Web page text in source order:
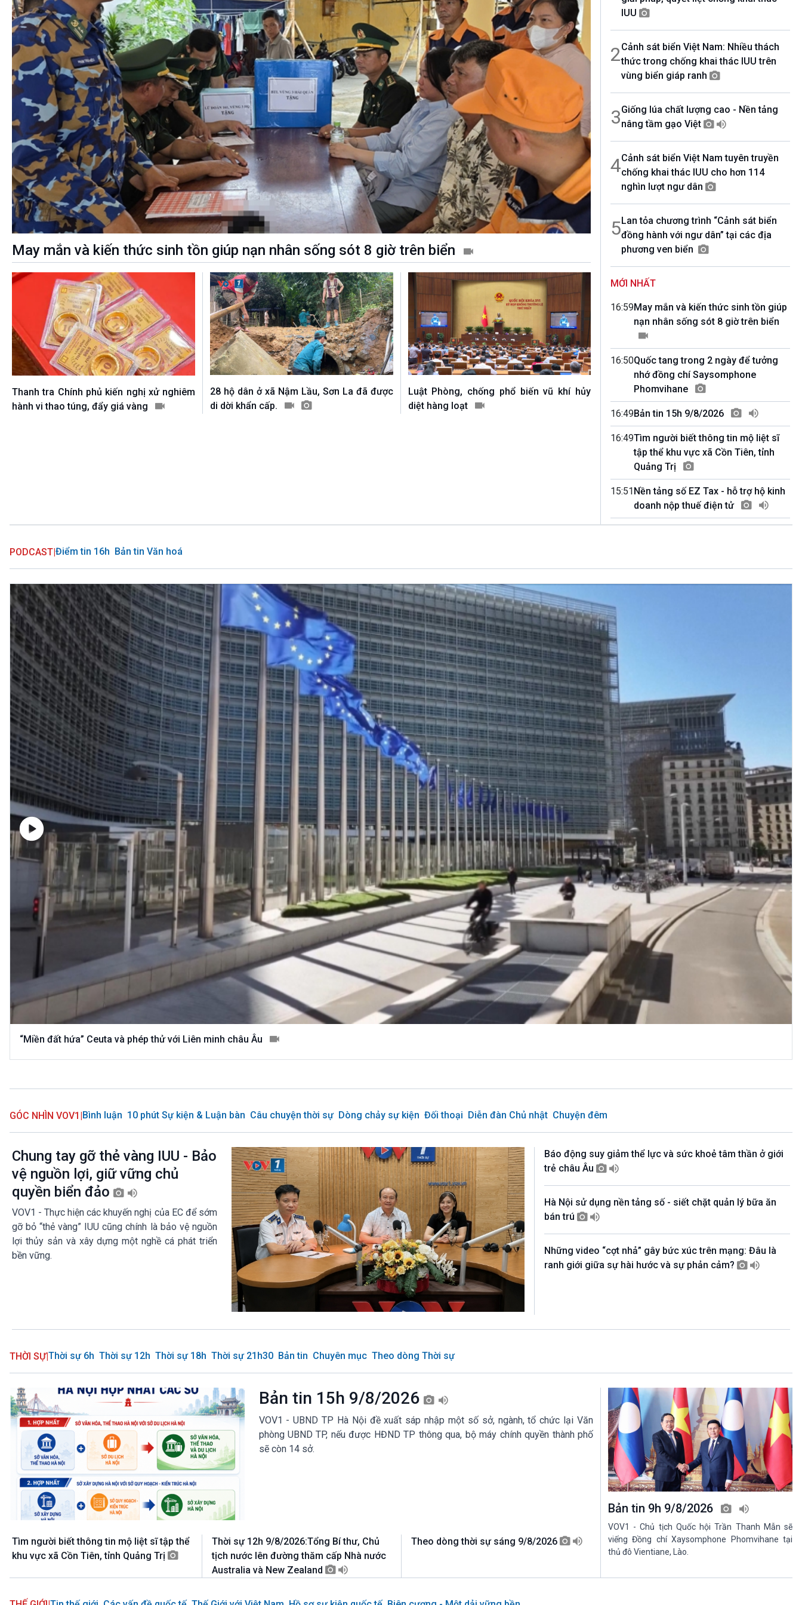
May mắn và kiến thức sinh tồn giúp nạn nhân sống sót 8 giờ trên biển
Thanh tra Chính phủ kiến nghị xử nghiêm
hành vi thao túng, đẩy giá vàng
28 hộ dân ở xã Nậm Lầu, Sơn La đã được
di dời khẩn cấp.
Luật Phòng, chống phổ biến vũ khí hủy
diệt hàng loạt
Theo dòng thời sự
08h30-09h00
Thể thao 7 ngày (v2)
09h00-09h15
Diễn đàn chủ nhật
10h00-10h30
sống ( Tuần cuối tháng - Thanh âm ký sự)
360 độ sức khỏe
10h55-11h00
Quảng cáo
11h00-11h05
11h05-11h50
Khởi nghiệp
11h50-11h59
Quảng cáo
Báo giờ
12h00-12h57
Thời sự trưa (trực tiếp)
12h57-13h00
13h00-13h15
Kết nối công nghệ (phát lại Thứ Bẩy)
13h15-13h45
Chân dung cuộc sống (phát lại Thứ Sáu)
13h45-14h00
Người Việt ở nước ngoài với quê hương
(phát lại Thứ Bẩy)
14h00-14h05
Bản tin thời sự (VH-XH quốc tế)
14h05-14h50
Diễn đàn Chủ nhật (phát lại)
14h50-15h00
Câu chuyện quốc tế
Quảng cáo
Chương trình đệm-Quảng bá
17h59-18h00
Nhạc top-Báo giờ
18h00-18h57
Thời sự chiều (trực tiếp)
18h57-19h00
Quảng cáo
Tâm tình nơi biên giới và hải đảo (phát lại
thứ 7)
19h30-19h55
360 độ sức khỏe (phát lại)
19h55-20h00
Quảng cáo
20h00-20h30
Vì an ninh Tổ quốc
20h30-20h59
Chuyên gia của bạn (phát lại)
20h59-21h00
Nhạc top- Báo giờ
21h00-21h30
Quân đội nhân dân
Thời sự đêm (trực tiếp)
21h58-22h00
Quảng cáo
22h00-22h10
Chương trình đệm
Rao sóng - Giới thiệu chương trình đặc
sắc
23h15-24h00
Hồ với chiến sỹ (Tuần 2-4)
IUU
2Cảnh sát biển Việt Nam: Nhiều thách
thức trong chống khai thác IUU trên
vùng biển giáp ranh
3Giống lúa chất lượng cao - Nền tảng
nâng tầm gạo Việt
4Cảnh sát biển Việt Nam tuyên truyền
chống khai thác IUU cho hơn 114
nghìn lượt ngư dân
5Lan tỏa chương trình “Cảnh sát biển
đồng hành với ngư dân” tại các địa
phương ven biển
MỚI NHẤT
16:59May mắn và kiến thức sinh tồn giúp
nạn nhân sống sót 8 giờ trên biển
16:50Quốc tang trong 2 ngày để tưởng
nhớ đồng chí Saysomphone
Phomvihane
16:49Bản tin 15h 9/8/2026
16:49Tìm người biết thông tin mộ liệt sĩ
tập thể khu vực xã Cồn Tiên, tỉnh
Quảng Trị
15:51Nền tảng số EZ Tax - hỗ trợ hộ kinh
doanh nộp thuế điện tử
PODCAST|Điểm tin 16h Bản tin Văn hoá
“Miền đất hứa” Ceuta và phép thử với Liên minh châu Âu
GÓC NHÌN VOV1 |Bình luận 10 phút Sự kiện & Luận bàn Câu chuyện thời sự Dòng chảy sự kiện Đối thoại Diễn đàn Chủ nhật Chuyện đêm
Chung tay gỡ thẻ vàng IUU - Bảo
vệ nguồn lợi, giữ vững chủ
quyền biển đảo
VOV1 - Thực hiện các khuyến nghị của EC để sớm
gỡ bỏ “thẻ vàng” IUU cũng chính là bảo vệ nguồn
lợi thủy sản và xây dựng một nghề cá phát triển
bền vững.
Báo động suy giảm thể lực và sức khoẻ tâm thần ở giới
trẻ châu Âu
Hà Nội sử dụng nền tảng số - siết chặt quản lý bữa ăn
bán trú
Những video “cợt nhả” gây bức xúc trên mạng: Đâu là
ranh giới giữa sự hài hước và sự phản cảm?
THỜI SỰ|Thời sự 6h Thời sự 12h Thời sự 18h Thời sự 21h30 Bản tin Chuyên mục Theo dòng Thời sự
Bản tin 15h 9/8/2026
VOV1 - UBND TP Hà Nội đề xuất sáp nhập một số sở, ngành, tổ chức lại Văn
phòng UBND TP, nếu được HĐND TP thông qua, bộ máy chính quyền thành phố
sẽ còn 14 sở.
Tìm người biết thông tin mộ liệt sĩ tập thể
khu vực xã Cồn Tiên, tỉnh Quảng Trị
Thời sự 12h 9/8/2026:Tổng Bí thư, Chủ
tịch nước lên đường thăm cấp Nhà nước
Australia và New Zealand
Theo dòng thời sự sáng 9/8/2026
Bản tin 9h 9/8/2026
VOV1 - Chủ tịch Quốc hội Trần Thanh Mẫn sẽ
viếng Đồng chí Xaysomphone Phomvihane tại
thủ đô Vientiane, Lào.